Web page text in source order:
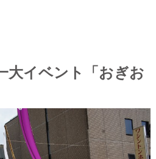
大イベント「おぎお